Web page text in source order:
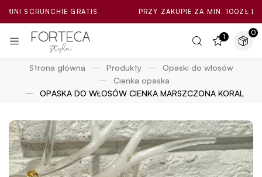
GRATIS PRZY ZAKUPIE ZA MIN. 100ZŁ LOSOWA
1 0
Strona główna Produkty
Opaski do włosów
Cienka opaska
OPASKA DO WŁOSÓW CIENKA MARSZCZONA KORAL